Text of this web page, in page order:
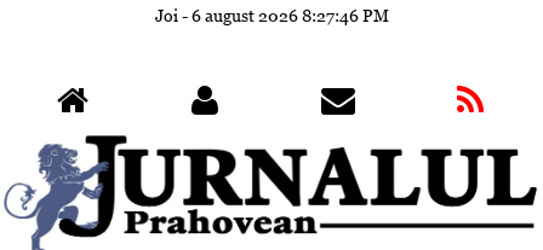
Joi - 6 august 20268:27:49 PM